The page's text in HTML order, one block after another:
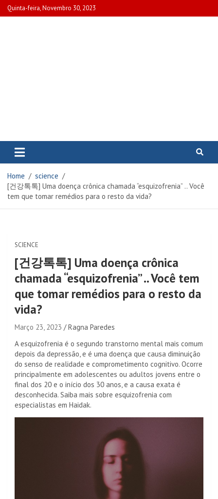
Skip
to
Quinta-feira, Novembro 30, 2023
www.portalcascais.pt
recentes e veja programas de TV,
reportagens e podcasts
www.portalcascais.pt
Home
science
[건강톡톡] Uma doença crônica chamada “esquizofrenia” .. Você
tem que tomar remédios para o resto da vida?
SCIENCE
[건강톡톡] Uma doença crônica
chamada “esquizofrenia” .. Você tem
que tomar remédios para o resto da
vida?
Março 23, 2023
Ragna Paredes
A esquizofrenia é o segundo transtorno mental mais comum
depois da depressão, e é uma doença que causa diminuição
do senso de realidade e comprometimento cognitivo. Ocorre
principalmente em adolescentes ou adultos jovens entre o
final dos 20 e o início dos 30 anos, e a causa exata é
desconhecida. Saiba mais sobre esquizofrenia com
especialistas em Haidak.